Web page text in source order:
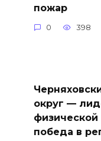
пожар
0 398
округ —
физической
победа в